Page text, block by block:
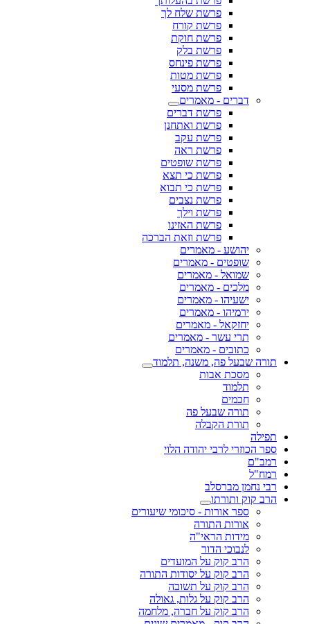
פרשת שלח לך
פרשת קורח
פרשת חוקת
פרשת בלק
פרשת פינחס
פרשת מטות
פרשת מסעי
דברים - מאמרים
פרשת דברים
פרשת ואתחנן
פרשת עקב
פרשת ראה
פרשת שופטים
פרשת כי תצא
פרשת כי תבוא
פרשת נצבים
פרשת וילך
פרשת האזינו
פרשת וזאת הברכה
יהושע - מאמרים
שופטים - מאמרים
שמואל - מאמרים
מלכים - מאמרים
ישעיהו - מאמרים
ירמיהו - מאמרים
יחזקאל - מאמרים
תרי עשר - מאמרים
כתובים - מאמרים
תורה שבעל פה, משנה, תלמוד
מסכת אבות
תלמוד
חכמים
תורה שבעל פה
תורת הקבלה
תפילה
ספר הכוזרי לרבי יהודה הלוי
רמב"ם
רמח"ל
רבי נחמן מברסלב
הרב קוק ותורתו
ספר אורות - סיכומי שיעורים
אורות התורה
מידות הראי"ה
לנבוכי הדור
הרב קוק על המועדים
הרב קוק על יסודות התורה
הרב קוק על תשובה
הרב קוק על גלות, גאולה
הרב קוק על חברה, מלחמה